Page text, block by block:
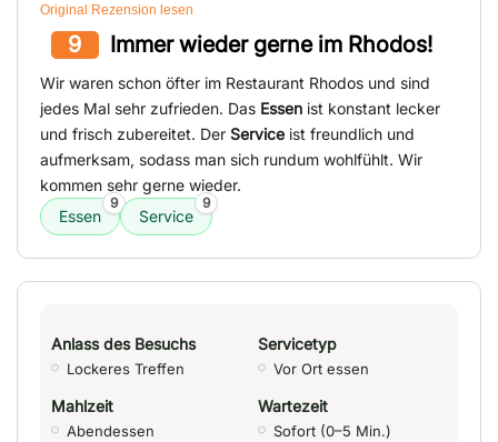
Original Rezension lesen
9 Immer wieder gerne im Rhodos!
Wir waren schon öfter im Restaurant Rhodos und sind
jedes Mal sehr zufrieden. Das Essen ist konstant lecker
und frisch zubereitet. Der Service ist freundlich und
aufmerksam, sodass man sich rundum wohlfühlt. Wir
kommen sehr gerne wieder.
Essen
9
Service
9
Anlass des Besuchs
Lockeres Treffen
Servicetyp
Vor Ort essen
Mahlzeit
Abendessen
Wartezeit
Sofort (0–5 Min.)